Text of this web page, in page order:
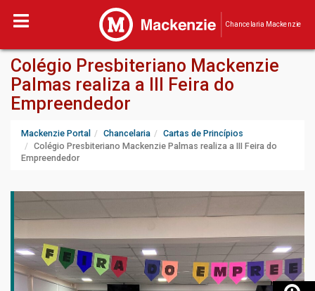
Chancelaria Mackenzie
Colégio Presbiteriano Mackenzie
Palmas realiza a III Feira do
Empreendedor
Mackenzie Portal Chancelaria
Cartas de Princípios
Colégio Presbiteriano Mackenzie Palmas realiza a III Feira do
Empreendedor